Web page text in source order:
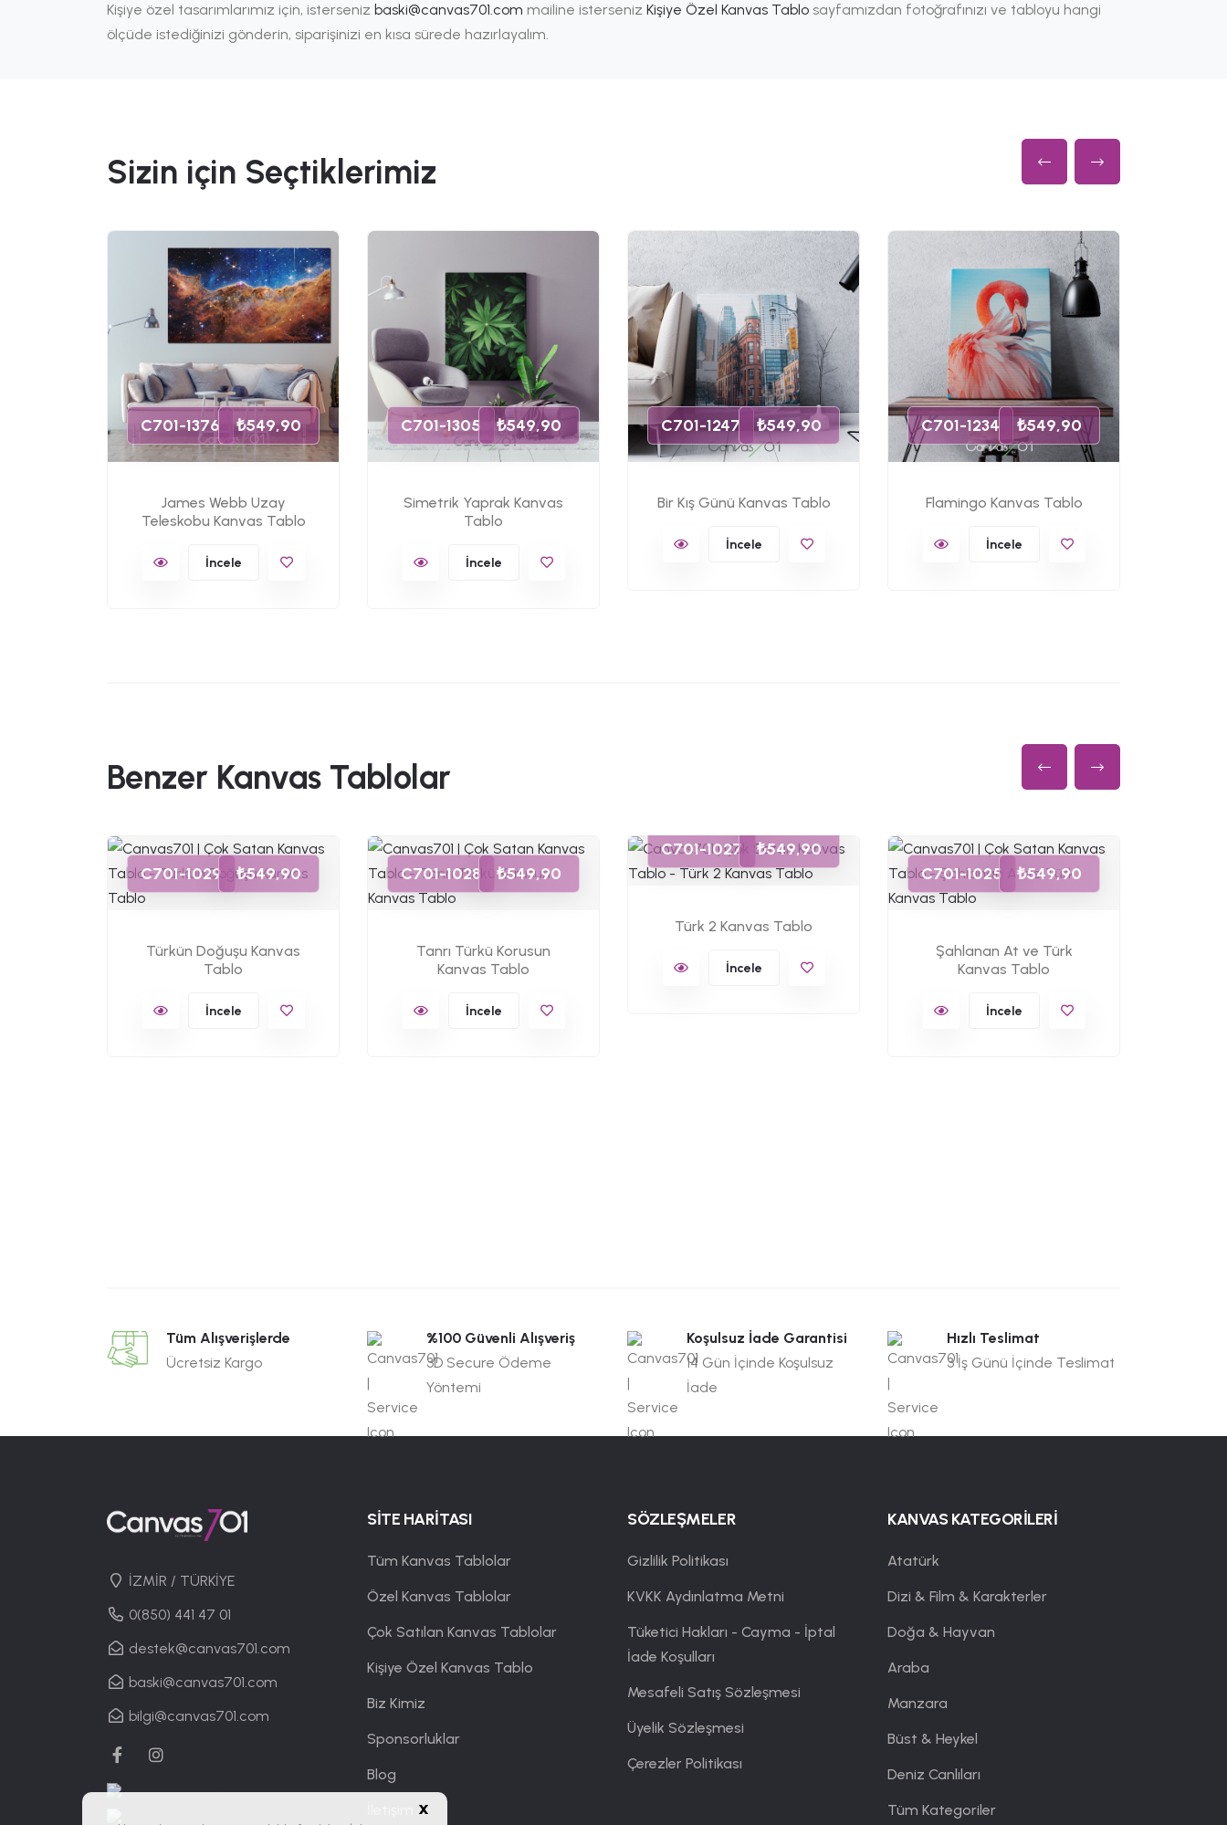
Kişiye özel tasarımlarımız için, isterseniz baski@canvas701.com mailine isterseniz Kişiye Özel Kanvas Tablo sayfamızdan fotoğrafınızı ve tabloyu hangi
ölçüde istediğinizi gönderin, siparişinizi en kısa sürede hazırlayalım.
Sizin için Seçtiklerimiz
C701-1376 ₺549,90
James Webb Uzay
Teleskobu Kanvas Tablo
İncele
C701-1305 ₺549,90
Simetrik Yaprak Kanvas
Tablo
İncele
C701-1247 ₺549,90
Bir Kış Günü Kanvas Tablo
İncele
C701-1234 ₺549,90
Flamingo Kanvas Tablo
İncele
Benzer Kanvas Tablolar
C701-1029 ₺549,90
Türkün Doğuşu Kanvas
Tablo
İncele
C701-1028 ₺549,90
Tanrı Türkü Korusun
Kanvas Tablo
İncele
C701-1027 ₺549,90
Türk 2 Kanvas Tablo
İncele
C701-1025 ₺549,90
Şahlanan At ve Türk
Kanvas Tablo
İncele
Tüm Alışverişlerde
Ücretsiz Kargo
%100 Güvenli Alışveriş
3D Secure Ödeme
Yöntemi
Koşulsuz İade Garantisi
14 Gün İçinde Koşulsuz
İade
Hızlı Teslimat
3 İş Günü İçinde Teslimat
İZMİR / TÜRKİYE
0(850) 441 47 01
destek@canvas701.com
baski@canvas701.com
bilgi@canvas701.com
SİTE HARİTASI
Tüm Kanvas Tablolar
Özel Kanvas Tablolar
Çok Satılan Kanvas Tablolar
Kişiye Özel Kanvas Tablo
Biz Kimiz
Sponsorluklar
Blog
SÖZLEŞMELER
Gizlilik Politikası
KVKK Aydınlatma Metni
Tüketici Hakları - Cayma - İptal
İade Koşulları
Mesafeli Satış Sözleşmesi
Üyelik Sözleşmesi
Çerezler Politikası
KANVAS KATEGORİLERİ
Atatürk
Dizi & Film & Karakterler
Doğa & Hayvan
Araba
Manzara
Büst & Heykel
Deniz Canlıları
Tüm Kategoriler
x